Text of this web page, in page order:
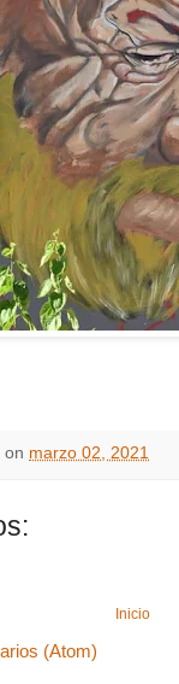
on marzo 02, 2021
Inicio
(Atom)